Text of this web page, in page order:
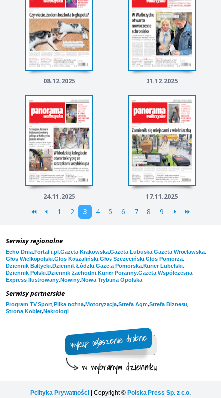
08.12.2025 01.12.2025
24.11.2025 17.11.2025
1 2 3 4 5 6 7 8 9
Serwisy regionalne
Echo Dnia,Portal i.pl,Gazeta Krakowska,Gazeta Lubuska,Gazeta Wrocławska,
Głos Wielkopolski,Głos Koszaliński,Głos Szczeciński,Głos Pomorza,
Dziennik Bałtycki,Dziennik Łódzki,Gazeta Pomorska,Kurier Lubelski,
Dziennik Polski,Dziennik Zachodni,Kurier Poranny,Gazeta Współczesna,
Express Ilustrowany,Nowiny,Nowa Trybuna Opolska
Serwisy partnerskie
Program TV,Sport,Piłka nożna,Motoryzacja,Strefa Agro,Strefa Biznesu,
Strona Kobiet,Nekrologi
Polityka Prywatności | Copyright © Polska Press Sp. z o.o.